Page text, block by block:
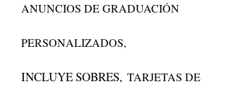
ANUNCIOS DE GRADUACIÓN
PERSONALIZADOS,
INCLUYE SOBRES, TARJETAS DE